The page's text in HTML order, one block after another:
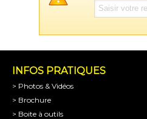
INFOS PRATIQUES
> Photos & Vidéos
> Brochure
> Boite à outils